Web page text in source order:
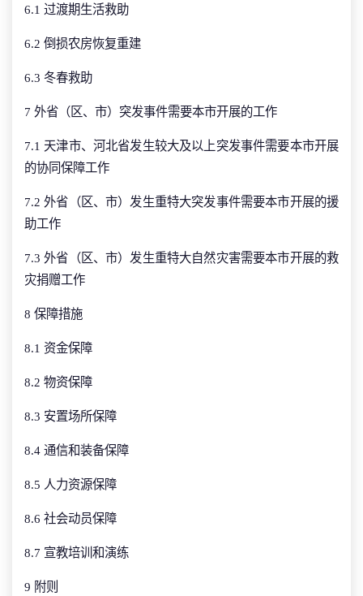
6.1 过渡期生活救助
6.2 倒损农房恢复重建
6.3 冬春救助
7 外省（区、市）突发事件需要本市开展的工作
7.1 天津市、河北省发生较大及以上突发事件需要本市开展
的协同保障工作
7.2 外省（区、市）发生重特大突发事件需要本市开展的援
助工作
7.3 外省（区、市）发生重特大自然灾害需要本市开展的救
灾捐赠工作
8 保障措施
8.1 资金保障
8.2 物资保障
8.3 安置场所保障
8.4 通信和装备保障
8.5 人力资源保障
8.6 社会动员保障
8.7 宣教培训和演练
9 附则